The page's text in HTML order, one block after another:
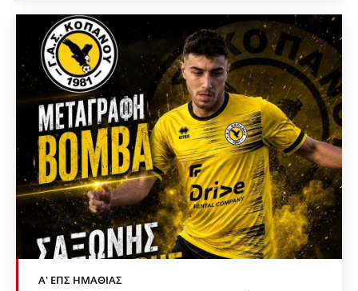
Α' ΕΠΣ ΗΜΑΘΊΑΣ